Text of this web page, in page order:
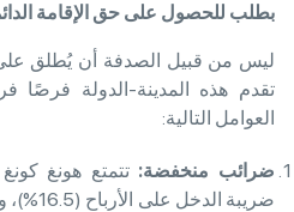
بطلب للحصول على حق الإقامة
ليس من قبيل الصدفة أن يُطلق على
تقدم هذه المدينة-الدولة فرصًا
العوامل التالية:
ضرائب منخفضة:تتمتع هونغ
ضريبة